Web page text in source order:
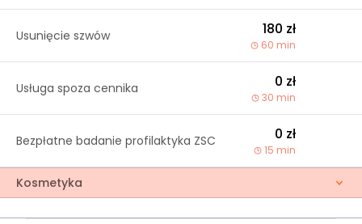
Usunięcie szwów 180 zł
60 min
Usługa spoza cennika 0 zł
30 min
Bezpłatne badanie profilaktyka ZSC 0 zł
15 min
Kosmetyka